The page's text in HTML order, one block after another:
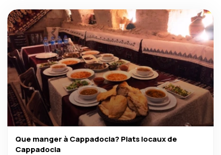
Que manger à Cappadocia? Plats locaux de
Cappadocia